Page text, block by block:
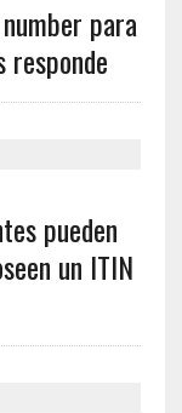
para
responde
pueden
un ITIN